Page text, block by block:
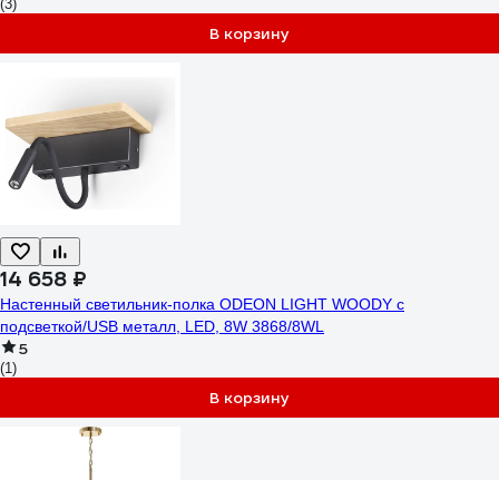
(3)
В корзину
14 658 ₽
Настенный светильник-полка ODEON LIGHT WOODY с
подсветкой/USB металл, LED, 8W 3868/8WL
5
(1)
В корзину